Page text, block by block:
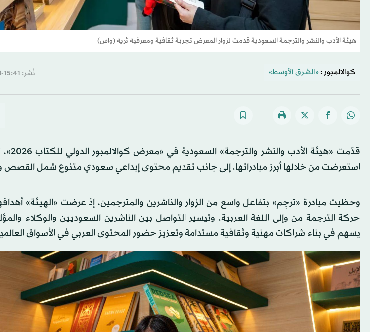
هيئة الأدب والنشر والترجمة السعودية قدمت لزوار المعرض تجربة ثقافية ومعرفية ثرية (واس)
كوالالمبور : «الشرق الأوسط» نُشر: 15:41-3 يونيو 2026 م ـ 18 ذو الحِجّة 1447 هـ
قدّمت
استعرضت من خلالها أبرز مبادراتها، إلى جانب تقديم محتوى إبداعي سعودي متنوع شمل القصص
وحظيت مبادرة «ترجِم» بتفاعل واسع من الزوار والناشرين والمترجمين، إذ عرضت «الهيئة»
حركة الترجمة من وإلى اللغة العربية، وتيسير التواصل بين الناشرين السعوديين والوكلاء
يسهم في بناء شراكات مهنية وثقافية مستدامة وتعزيز حضور المحتوى العربي في الأسواق